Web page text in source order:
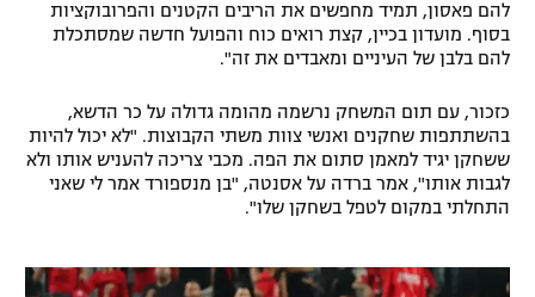
רשיון להקרנה פומבית לבית עסק
לוח דרושים – ג'ובנט
תגיות
להם פאסון, תמיד מחפשים את הריבים הקטנים והפרובוקציות
בסוף. מועדון בכיין, קצת רואים כוח והפועל חדשה שמסתכלת
להם בלבן של העיניים ומאבדים את זה".
כזכור, עם תום המשחק נרשמה מהומה גדולה על כר הדשא,
בהשתתפות שחקנים ואנשי צוות משתי הקבוצות. "לא יכול להיות
ששחקן יגיד למאמן סתום את הפה. מכבי צריכה להעניש אותו ולא
לגבות אותו", אמר ברדה על אסנטה, "בן מנספורד אמר לי שאני
התחלתי במקום לטפל בשחקן שלו".